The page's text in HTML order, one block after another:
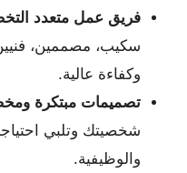
فريق عمل متعدد
سكيب، مصممين،
وكفاءة عالية.
تصميمات مبتكرة
شخصيتك وتلبي
والوظيفية.